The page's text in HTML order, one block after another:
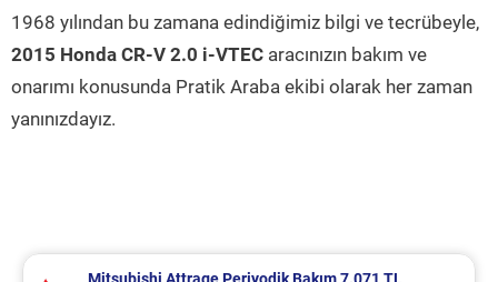
1968 yılından bu zamana edindiğimiz bilgi ve tecrübeyle,
2015 Honda CR-V 2.0 i-VTEC aracınızın bakım ve
onarımı konusunda Pratik Araba ekibi olarak her zaman
yanınızdayız.